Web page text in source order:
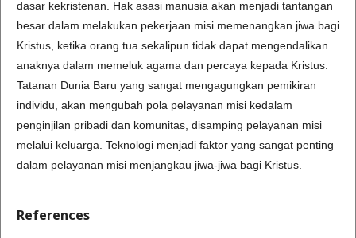
dasar kekristenan. Hak asasi manusia akan menjadi tantangan
besar dalam melakukan pekerjaan misi memenangkan jiwa bagi
Kristus, ketika orang tua sekalipun tidak dapat mengendalikan
anaknya dalam memeluk agama dan percaya kepada Kristus.
Tatanan Dunia Baru yang sangat mengagungkan pemikiran
individu, akan mengubah pola pelayanan misi kedalam
penginjilan pribadi dan komunitas, disamping pelayanan misi
melalui keluarga. Teknologi menjadi faktor yang sangat penting
dalam pelayanan misi menjangkau jiwa-jiwa bagi Kristus.
References